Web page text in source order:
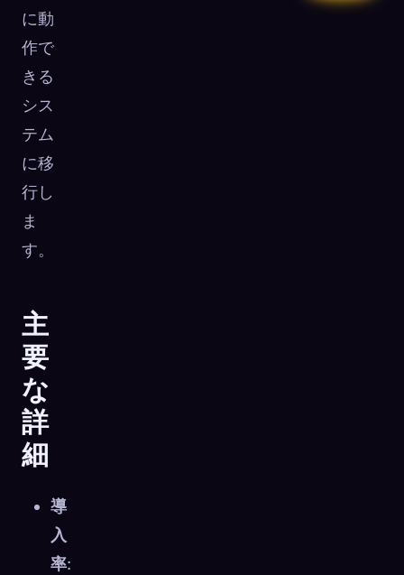
に動
作で
きる
シス
テム
に移
行し
ま
す。
主
要
な
詳
細
導
入
率: